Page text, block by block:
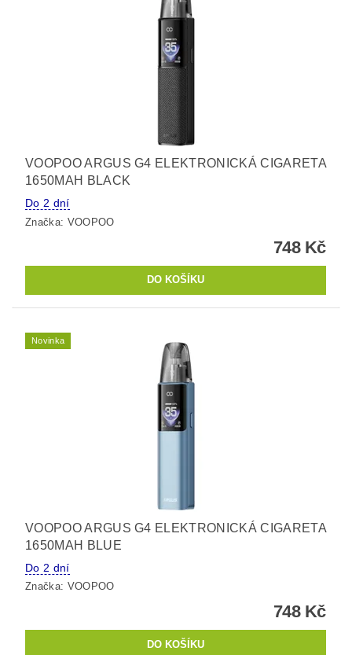
VOOPOO ARGUS G4 ELEKTRONICKÁ CIGARETA
1650MAH BLACK
Do 2 dní
Značka: VOOPOO
748 Kč
Novinka
VOOPOO ARGUS G4 ELEKTRONICKÁ CIGARETA
1650MAH BLUE
Do 2 dní
Značka: VOOPOO
748 Kč